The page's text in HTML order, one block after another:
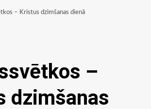
– Kristus dzimšanas dienā
–
dzimšanas